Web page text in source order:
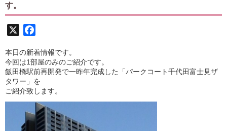
す。
本日の新着情報です。
今回は1部屋のみのご紹介です。
飯田橋駅前再開発で一昨年完成した「パークコート千代田富士見ザ
タワー」を
ご紹介致します。